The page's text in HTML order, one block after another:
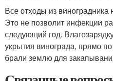
Все отходы из виноградника
Это не позволит инфекции
следующий год.
укрытия винограда, прямо
брали землю для